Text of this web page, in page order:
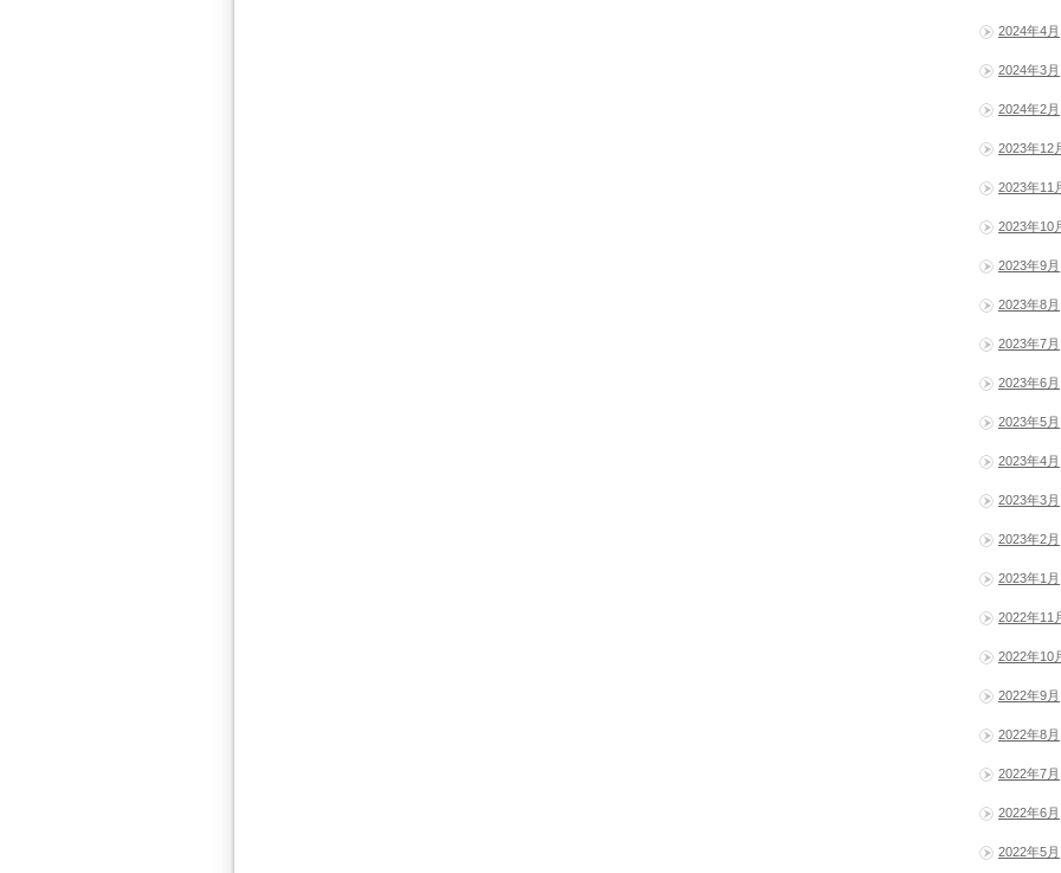
2024年4月
2024年3月
2024年2月
2023年12
2023年11
2023年10
2023年9月
2023年8月
2023年7月
2023年6月
2023年5月
2023年4月
2023年3月
2023年2月
2023年1月
2022年11
2022年10
2022年9月
2022年8月
2022年7月
2022年6月
2022年5月